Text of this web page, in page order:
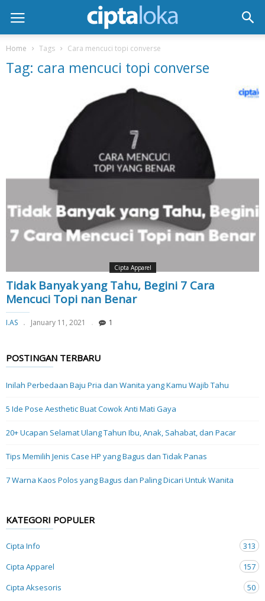
Home Tags Cara mencuci topi converse
Tag: cara mencuci topi converse
Cipta Apparel
Tidak Banyak yang Tahu, Begini 7 Cara
Mencuci Topi nan Benar
I.AS January 11, 2021 1
POSTINGAN TERBARU
Inilah Perbedaan Baju Pria dan Wanita yang Kamu Wajib Tahu
5 Ide Pose Aesthetic Buat Cowok Anti Mati Gaya
20+ Ucapan Selamat Ulang Tahun Ibu, Anak, Sahabat, dan Pacar
Tips Memilih Jenis Case HP yang Bagus dan Tidak Panas
7 Warna Kaos Polos yang Bagus dan Paling Dicari Untuk Wanita
KATEGORI POPULER
Cipta Info
313
Cipta Apparel
157
Cipta Aksesoris
50